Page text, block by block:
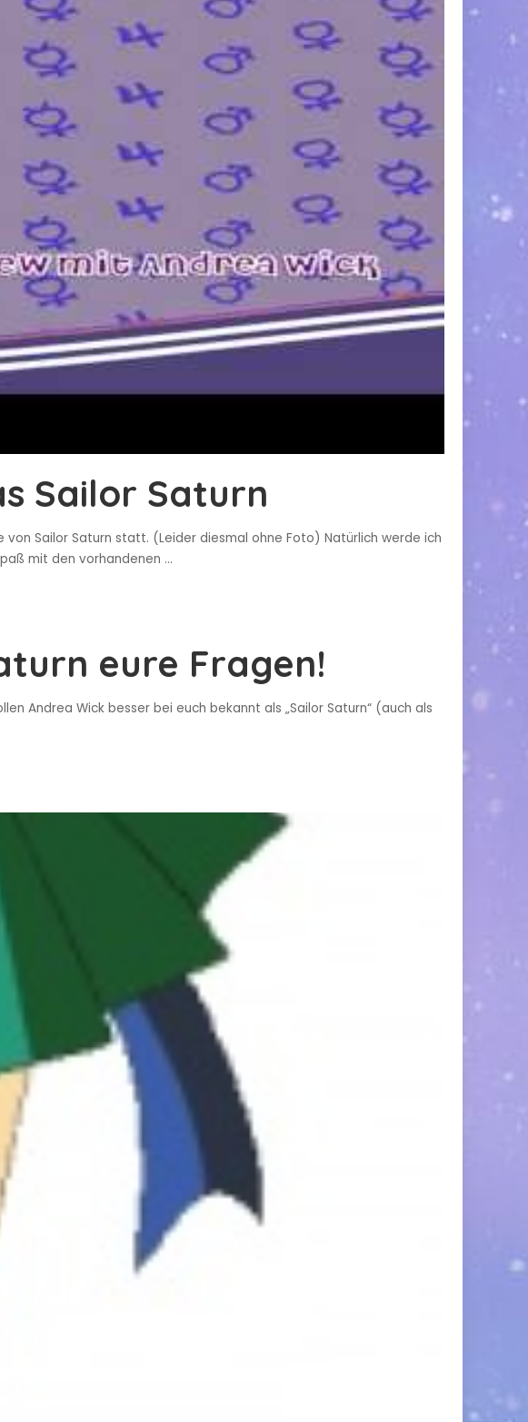
Sailor Saturn
Sailor Saturn statt. (Leider diesmal ohne Foto) Natürlich werde ich
mit den vorhandenen ...
eure Fragen!
Andrea Wick besser bei euch bekannt als „Sailor Saturn“ (auch als